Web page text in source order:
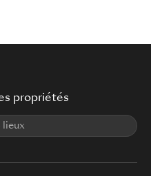
propriétés